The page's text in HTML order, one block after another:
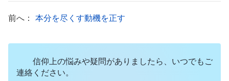
題だったので、余計混乱してしまったの。どういう
できなかったら、指導者としての能力を疑われてし
まうと思って。少しだけ話をして、「あとは調べて
前へ： 本分を尽くす動機を正す
信仰上の悩みや疑問がありましたら、いつでもご
連絡ください。